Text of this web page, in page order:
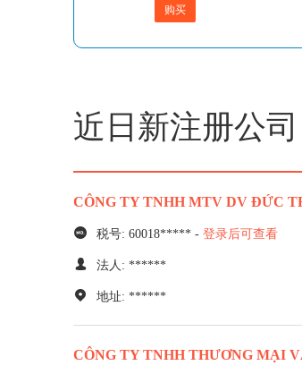
购买
近日新注册公司
CÔNG TY TNHH MTV DV ĐỨC
税号: 60018***** - 登录后可查看
法人: ******
地址: ******
CÔNG TY TNHH THƯƠNG MẠI